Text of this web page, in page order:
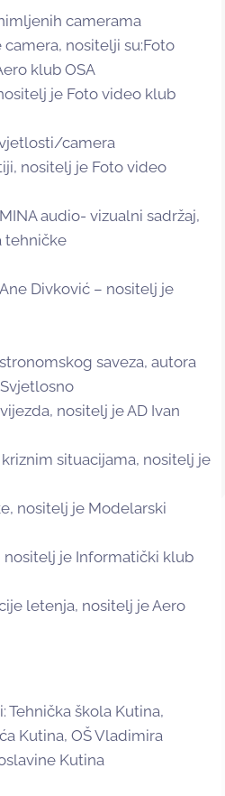
camerama
nositelji su:Foto
klub OSA
je Foto video klub
camera
nositelj je Foto video
audio- vizualni sadržaj,
tehničke
Divković – nositelj je
saveza, autora
nositelj je AD Ivan
situacijama, nositelj je
nositelj je Modelarski
nositelj je Informatički klub
letenja, nositelj je Aero
Tehnička škola Kutina,
Kutina, OŠ Vladimira
Kutina